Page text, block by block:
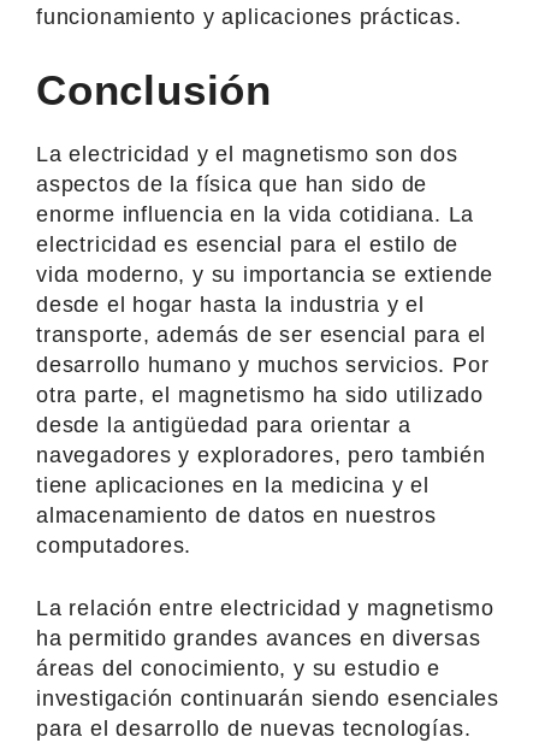
funcionamiento y aplicaciones prácticas.
Conclusión
La electricidad y el magnetismo son dos
aspectos de la física que han sido de
enorme influencia en la vida cotidiana. La
electricidad es esencial para el estilo de
vida moderno, y su importancia se extiende
desde el hogar hasta la industria y el
transporte, además de ser esencial para el
desarrollo humano y muchos servicios. Por
otra parte, el magnetismo ha sido utilizado
desde la antigüedad para orientar a
navegadores y exploradores, pero también
tiene aplicaciones en la medicina y el
almacenamiento de datos en nuestros
computadores.
La relación entre electricidad y magnetismo
ha permitido grandes avances en diversas
áreas del conocimiento, y su estudio e
investigación continuarán siendo esenciales
para el desarrollo de nuevas tecnologías.